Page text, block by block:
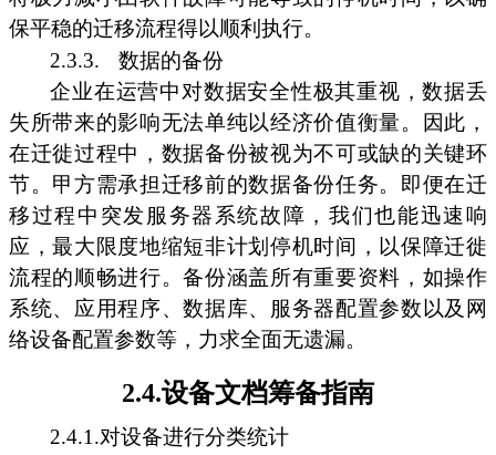
保平稳的迁移流程得以顺利执行。
2.3.3.
数据的备份
企业在运营中对数据安全性极其重视，数据丢
失所带来的影响无法单纯以经济价值衡量。因此，
在迁徙过程中，数据备份被视为不可或缺的关键环
节。甲方需承担迁移前的数据备份任务。即便在迁
移过程中突发服务器系统故障，我们也能迅速响
应，最大限度地缩短非计划停机时间，以保障迁徙
流程的顺畅进行。备份涵盖所有重要资料，如操作
系统、应用程序、数据库、服务器配置参数以及网
络设备配置参数等，力求全面无遗漏。
2.4.设备文档筹备指南
2.4.1.对设备进行分类统计